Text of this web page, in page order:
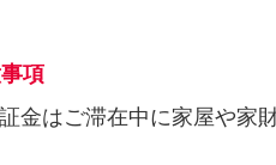
項
金はご滞在中に家屋や家